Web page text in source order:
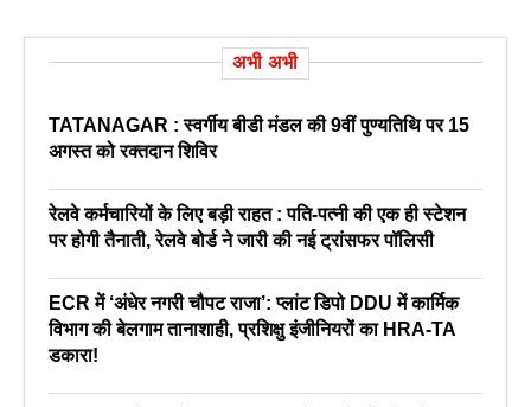
अभी अभी
TATANAGAR : स्वर्गीय बीडी मंडल की 9वीं पुण्यतिथि पर 15
अगस्त को रक्तदान शिविर
रेलवे कर्मचारियों के लिए बड़ी राहत : पति-पत्नी की एक ही स्टेशन
पर होगी तैनाती, रेलवे बोर्ड ने जारी की नई ट्रांसफर पॉलिसी
ECR में ‘अंधेर नगरी चौपट राजा’: प्लांट डिपो DDU में कार्मिक
विभाग की बेलगाम तानाशाही, प्रशिक्षु इंजीनियरों का HRA-TA
डकारा!